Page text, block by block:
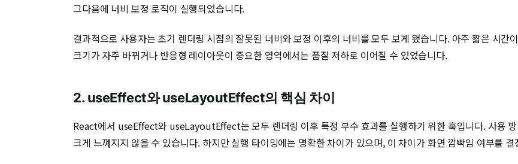
그다음에 너비 보정 로직이 실행되었습니다.
결과적으로 사용자는 초기 렌더링 시점의 잘못된 너비와 보정 이후의 너비를 모두 보게 됐습니다. 아주 짧은 시간
크기가 자주 바뀌거나 반응형 레이아웃이 중요한 영역에서는 품질 저하로 이어질 수 있었습니다.
2. useEffect와 useLayoutEffect의 핵심 차이
React에서 useEffect와 useLayoutEffect는 모두 렌더링 이후 특정 부수 효과를 실행하기 위한 훅입니다. 사용
크게 느껴지지 않을 수 있습니다. 하지만 실행 타이밍에는 명확한 차이가 있으며, 이 차이가 화면 깜빡임 여부를